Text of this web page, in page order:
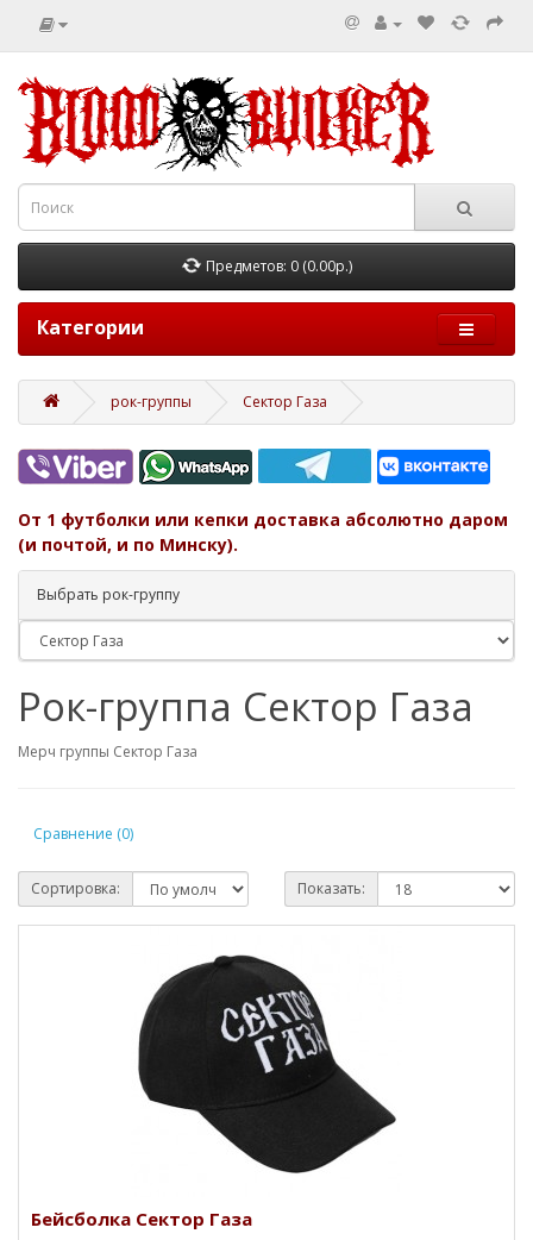
Предметов: 0 (0.00р.)
Категории
рок-группы Сектор Газа
От 1 футболки или кепки доставка абсолютно даром
(и почтой, и по Минску).
Выбрать рок-группу
Рок-группа Сектор Газа
Мерч группы Сектор Газа
Сравнение (0)
Сортировка: Показать:
Бейсболка Сектор Газа